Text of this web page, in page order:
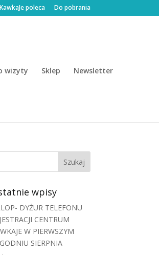
KawkaJe poleca Do pobrania
wizyty Sklep Newsletter
wpisy
DYŻUR TELEFONU
CENTRUM
W PIERWSZYM
SIERPNIA